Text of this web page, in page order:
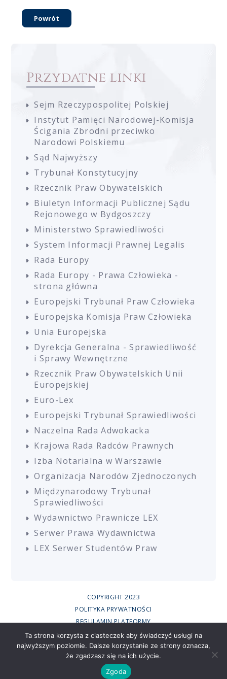
Powrót
Przydatne linki
Sejm Rzeczypospolitej Polskiej
Instytut Pamięci Narodowej-Komisja
Ścigania Zbrodni przeciwko
Narodowi Polskiemu
Sąd Najwyższy
Trybunał Konstytucyjny
Rzecznik Praw Obywatelskich
Biuletyn Informacji Publicznej Sądu
Rejonowego w Bydgoszczy
Ministerstwo Sprawiedliwości
System Informacji Prawnej Legalis
Rada Europy
Rada Europy - Prawa Człowieka -
strona główna
Europejski Trybunał Praw Człowieka
Europejska Komisja Praw Człowieka
Unia Europejska
Dyrekcja Generalna - Sprawiedliwość
i Sprawy Wewnętrzne
Rzecznik Praw Obywatelskich Unii
Europejskiej
Euro-Lex
Europejski Trybunał Sprawiedliwości
Naczelna Rada Adwokacka
Krajowa Rada Radców Prawnych
Izba Notarialna w Warszawie
Organizacja Narodów Zjednoczonych
Międzynarodowy Trybunał
Sprawiedliwości
Wydawnictwo Prawnicze LEX
Serwer Prawa Wydawnictwa
LEX Serwer Studentów Praw
COPYRIGHT 2023
POLITYKA PRYWATNOŚCI
REGULAMIN PLATFORMY
REGULAMIN SZKOLEŃ
UCZESTNICY SZKOLEŃ ONLINE
RODO
CREATED BY
Ta strona korzysta z ciasteczek aby świadczyć usługi na
najwyższym poziomie. Dalsze korzystanie ze strony oznacza,
że zgadzasz się na ich użycie.
Zgoda